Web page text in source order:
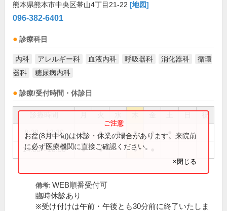
熊本県熊本市中央区帯山4丁目21-22 [地図]
096-382-6401
診療科目
内科 アレルギー科 血液内科 呼吸器科 消化器科
循環
器科
糖尿病内科
診療/受付時間・休診日
祝
8:30～12:30 ● ● ● ● ●
14:00～18:30 ● ● ●
お盆(8月中旬)は休診・休業の場合があります。来院前
に必ず医療機関に直接ご確認ください。
×閉じる
備考: WEB順番受付可
臨時休診あり
※受け付けは午前・午後とも30分前に終了いたしま